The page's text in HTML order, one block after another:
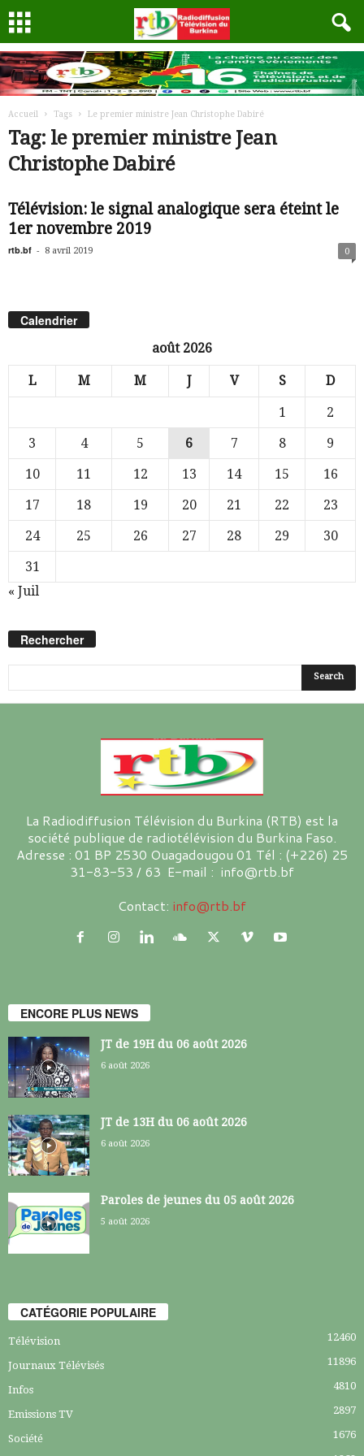
Accueil Tags Le premier ministre Jean Christophe Dabiré
Tag: le premier ministre Jean
Christophe Dabiré
Télévision: le signal analogique sera éteint le
1er novembre 2019
rtb.bf - 8 avril 2019 0
Calendrier
août 2026
L M M J V S D
1
2
3
4 5 6 7 8
9
10
11 12 13 14 15
16
17
18 19 20 21 22
23
24
25 26 27 28 29
30
31
« Juil
Rechercher
La Radiodiffusion Télévision du Burkina (RTB) est la
société publique de radiotélévision du Burkina Faso.
Adresse : 01 BP 2530 Ouagadougou 01 Tél : (+226) 25
31-83-53 / 63 E-mail : info@rtb.bf
Contact: info@rtb.bf
ENCORE PLUS NEWS
JT de 19H du 06 août 2026
6 août 2026
JT de 13H du 06 août 2026
6 août 2026
Paroles de jeunes du 05 août 2026
5 août 2026
CATÉGORIE POPULAIRE
Télévision 12460
Journaux Télévisés 11896
Infos 4810
Emissions TV 2897
Société
1676